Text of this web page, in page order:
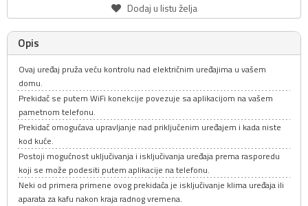
Dodaj u listu želja
Opis
Ovaj uređaj pruža veću kontrolu nad električnim uređajima u vašem
domu.
Prekidač se putem WiFi konekcije povezuje sa aplikacijom na vašem
pametnom telefonu.
Prekidač omogućava upravljanje nad priključenim uređajem i kada niste
kod kuće.
Postoji mogućnost uključivanja i isključivanja uređaja prema rasporedu
koji se može podesiti putem aplikacije na telefonu.
Neki od primera primene ovog prekidača je isključivanje klima uređaja ili
aparata za kafu nakon kraja radnog vremena.